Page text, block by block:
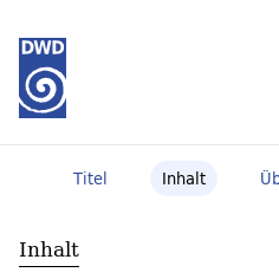
Titel Inhalt
Inhalt